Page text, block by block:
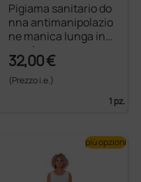
Pigiama sanitario do
nna antimanipolazio
ne manica lunga inv
ernale
32,00 €
(Prezzo i.e.)
1 pz.
più opzioni